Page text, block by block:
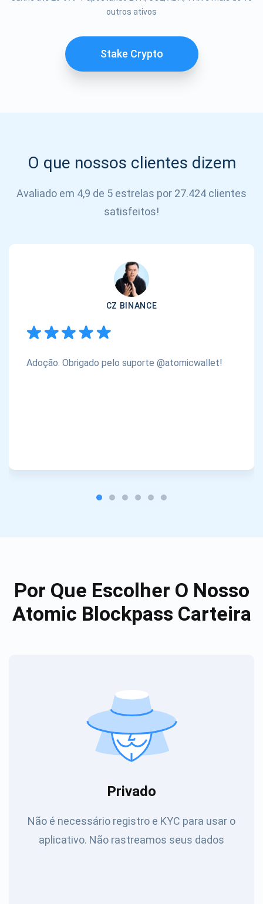
outros ativos
Stake Crypto
O que nossos clientes dizem
Avaliado em 4,9 de 5 estrelas por 27.424 clientes
satisfeitos!
CZ BINANCE
Adoção. Obrigado pelo suporte @atomicwallet!
Por Que Escolher O Nosso
Atomic Blockpass Carteira
Privado
Não é necessário registro e KYC para usar o
aplicativo. Não rastreamos seus dados
INSCREVER